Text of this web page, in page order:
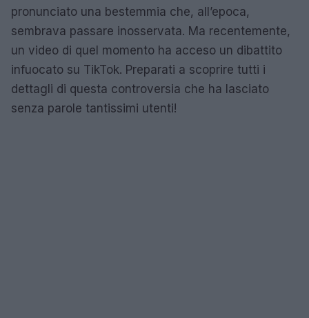
pronunciato una bestemmia che, all’epoca,
sembrava passare inosservata. Ma recentemente,
un video di quel momento ha acceso un dibattito
infuocato su TikTok. Preparati a scoprire tutti i
dettagli di questa controversia che ha lasciato
senza parole tantissimi utenti!